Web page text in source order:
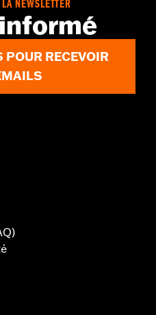
NEWSLETTER
POUR RECEVOIR